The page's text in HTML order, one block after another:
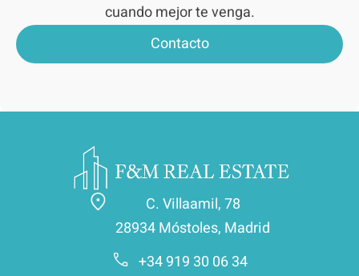
cuando mejor te venga.
Contacto
C. Villaamil, 78
28934 Móstoles, Madrid
+34 919 30 06 34